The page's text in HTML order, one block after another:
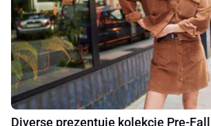
Diverse prezentuje kolekcję Pre-